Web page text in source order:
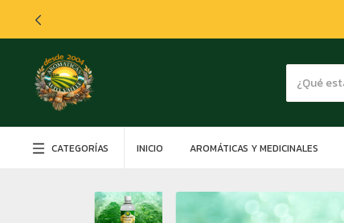
CATEGORÍAS INICIO AROMÁTICAS Y MEDICINALES